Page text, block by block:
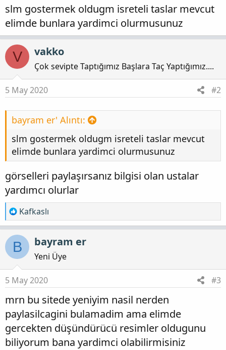
a
n
h
i
slm gostermek oldugm isreteli taslar mevcut
elimde bunlara yardimci olurmusunuz
V vakko
Çok sevipte Taptığımız Başlara Taç Yaptığımız....
5 May 2020 #2
bayram er' Alıntı:
slm gostermek oldugm isreteli taslar mevcut
elimde bunlara yardimci olurmusunuz
görselleri paylaşırsanız bilgisi olan ustalar
yardımcı olurlar
T
e
p
k
i
l
e
r
:
Kafkaslı
B bayram er
Yeni Üye
5 May 2020 #3
mrn bu sitede yeniyim nasil nerden
paylasilcagini bulamadim ama elimde
gercekten düşündürücü resimler oldugunu
biliyorum bana yardimci olabilirmisiniz